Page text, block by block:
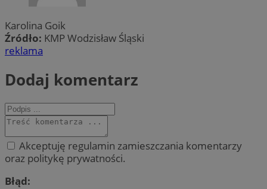
Karolina Goik
Źródło: KMP Wodzisław Śląski
reklama
Dodaj komentarz
Akceptuję regulamin zamieszczania komentarzy
oraz politykę prywatności.
Błąd: